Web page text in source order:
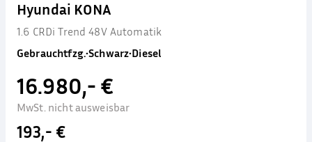
Hyundai KONA
1.6 CRDi Trend 48V Automatik
Gebrauchtfzg.•Schwarz•Diesel
16.980,- €
MwSt. nicht ausweisbar
193,- €